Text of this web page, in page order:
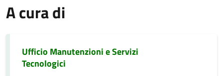
A cura di
Ufficio Manutenzioni e Servizi
Tecnologici